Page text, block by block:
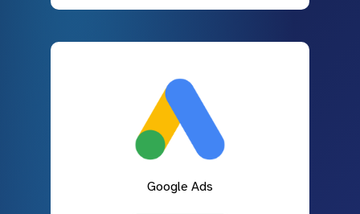
Google Ads